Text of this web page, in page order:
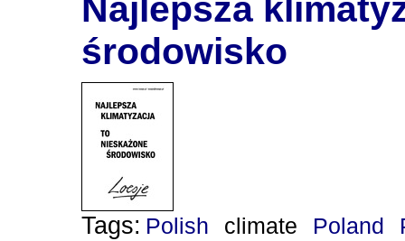
Najlepsza
środowisko
Tags: Polish climate Poland